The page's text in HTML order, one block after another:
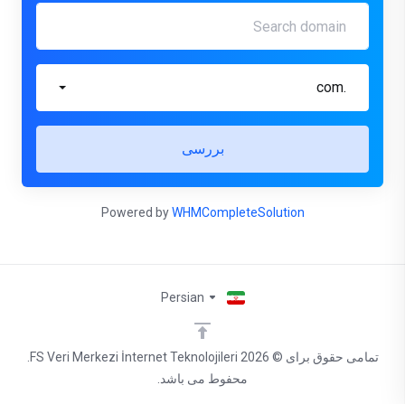
.com
بررسی
Powered byWHMCompleteSolution
محفوط می باشد.
Persian